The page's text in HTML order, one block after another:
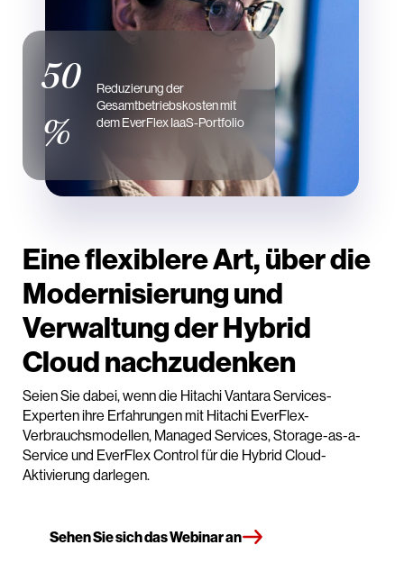
50
%
Reduzierung der
Gesamtbetriebskosten mit
dem EverFlex IaaS-Portfolio
Eine flexiblere Art, über die
Modernisierung und
Verwaltung der Hybrid
Cloud nachzudenken
Seien Sie dabei, wenn die Hitachi Vantara Services-
Experten ihre Erfahrungen mit Hitachi EverFlex-
Verbrauchsmodellen, Managed Services, Storage-as-a-
Service und EverFlex Control für die Hybrid Cloud-
Aktivierung darlegen.
Sehen Sie sich das Webinar an